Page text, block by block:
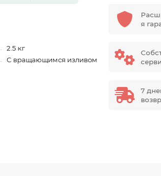
2.5 кг
С вращающимся изливом
я
7